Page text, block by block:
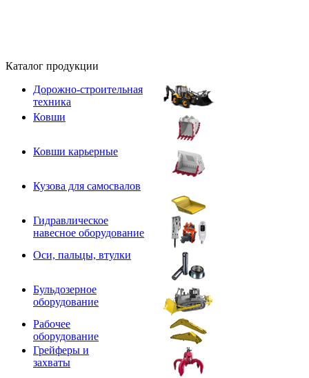
Каталог продукции
Дорожно-строительная
техника
Ковши
Ковши карьерные
Кузова для самосвалов
Гидравлическое
навесное оборудование
Оси, пальцы, втулки
Бульдозерное
оборудование
Рабочее
оборудование
Грейферы и
захваты